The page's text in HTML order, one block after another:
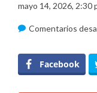
mayo 14, 2026, 2:30
Comentarios
Facebook